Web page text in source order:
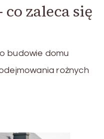
zaleca się
budowie domu
rożnych